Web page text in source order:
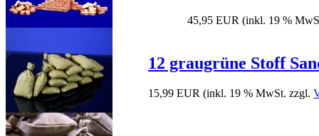
45,95 EUR (inkl. 19 %
12 graugrüne Stoff
15,99 EUR (inkl. 19 % MwSt. zzgl.